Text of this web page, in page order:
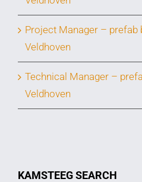
Project Manager –
Veldhoven
Technical Manager –
Veldhoven
KAMSTEEG SEARCH